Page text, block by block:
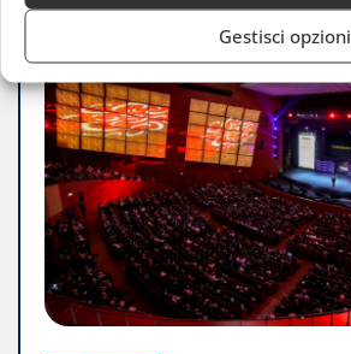
Gestisci opzioni